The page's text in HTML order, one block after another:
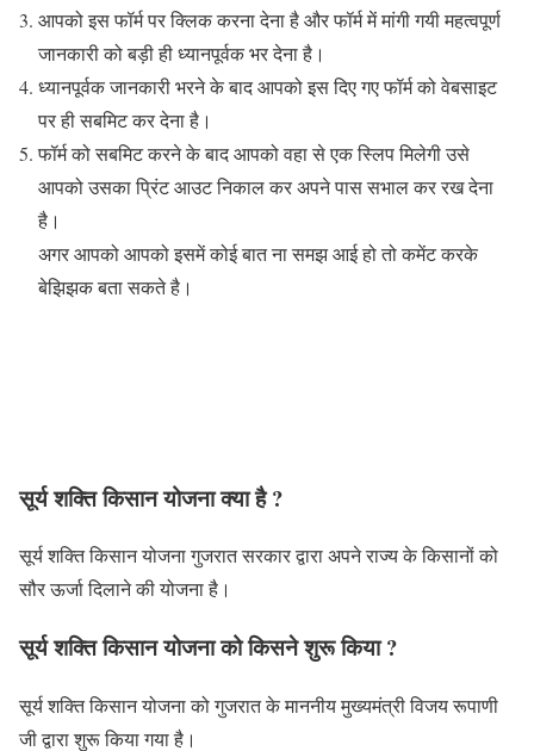
आपको इस फॉर्म पर क्लिक करना देना है और फॉर्म में मांगी गयी महत्वपूर्ण
जानकारी को बड़ी ही ध्यानपूर्वक भर देना है।
ध्यानपूर्वक जानकारी भरने के बाद आपको इस दिए गए फॉर्म को वेबसाइट
पर ही सबमिट कर देना है।
फॉर्म को सबमिट करने के बाद आपको वहा से एक स्लिप मिलेगी उसे
आपको उसका प्रिंट आउट निकाल कर अपने पास सभाल कर रख देना
है।
अगर आपको आपको इसमें कोई बात ना समझ आई हो तो कमेंट करके
बेझिझक बता सकते है।
सूर्य शक्ति किसान योजना क्या है ?
सूर्य शक्ति किसान योजना गुजरात सरकार द्वारा अपने राज्य के किसानों को
सौर ऊर्जा दिलाने की योजना है।
सूर्य शक्ति किसान योजना को किसने शुरू किया ?
सूर्य शक्ति किसान योजना को गुजरात के माननीय मुख्यमंत्री विजय रूपाणी
जी द्वारा शुरू किया गया है।